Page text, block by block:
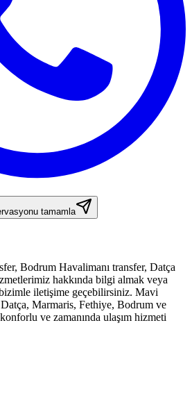
tamamla
Bodrum Havalimanı transfer, Datça
hakkında bilgi almak veya
iletişime geçebilirsiniz. Mavi
Marmaris, Fethiye, Bodrum ve
ve zamanında ulaşım hizmeti